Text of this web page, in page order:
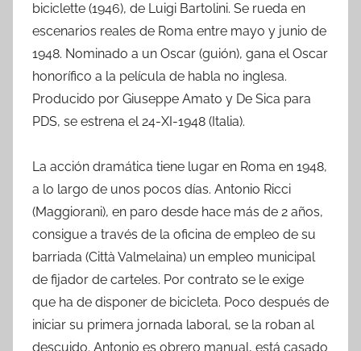
biciclette (1946), de Luigi Bartolini. Se rueda en
escenarios reales de Roma entre mayo y junio de
1948. Nominado a un Oscar (guión), gana el Oscar
honorífico a la película de habla no inglesa.
Producido por Giuseppe Amato y De Sica para
PDS, se estrena el 24-XI-1948 (Italia).
La acción dramática tiene lugar en Roma en 1948,
a lo largo de unos pocos días. Antonio Ricci
(Maggiorani), en paro desde hace más de 2 años,
consigue a través de la oficina de empleo de su
barriada (Città Valmelaina) un empleo municipal
de fijador de carteles. Por contrato se le exige
que ha de disponer de bicicleta. Poco después de
iniciar su primera jornada laboral, se la roban al
descuido. Antonio es obrero manual, está casado